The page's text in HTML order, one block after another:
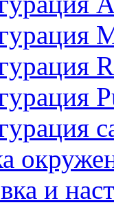
и